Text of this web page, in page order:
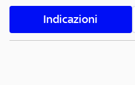
Indicazioni